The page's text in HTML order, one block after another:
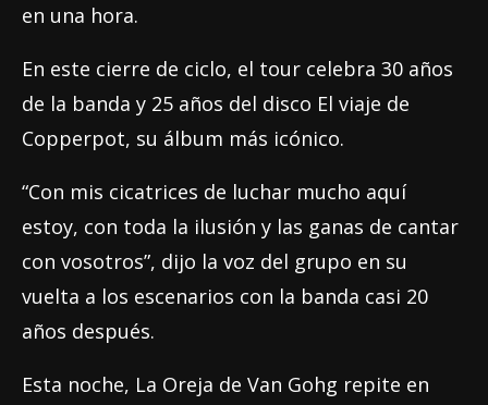
en una hora.
En este cierre de ciclo, el tour celebra 30 años
de la banda y 25 años del disco El viaje de
Copperpot, su álbum más icónico.
“Con mis cicatrices de luchar mucho aquí
estoy, con toda la ilusión y las ganas de cantar
con vosotros”, dijo la voz del grupo en su
vuelta a los escenarios con la banda casi 20
años después.
Esta noche, La Oreja de Van Gohg repite en